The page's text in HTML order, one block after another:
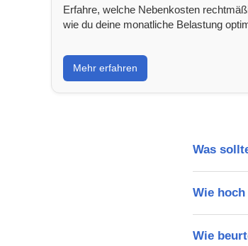
Erfahre, welche Nebenkosten
wie du deine monatliche Belastung
Mehr erfahren
Was
Wie
Wie